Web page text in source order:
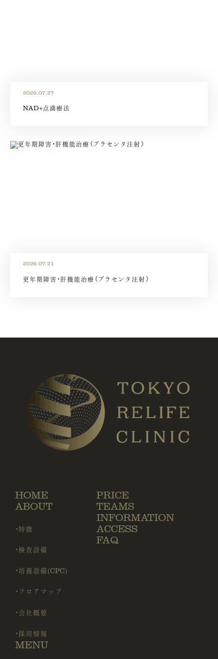
2026.07.27
NAD+点滴療法
2026.07.21
更年期障害・肝機能治療（プラセンタ注射）
HOME
ABOUT
・特徴
・検査設備
・培養設備(CPC)
・フロアマップ
・会社概要
・採用情報
MENU
PRICE
TEAMS
INFORMATION
ACCESS
FAQ